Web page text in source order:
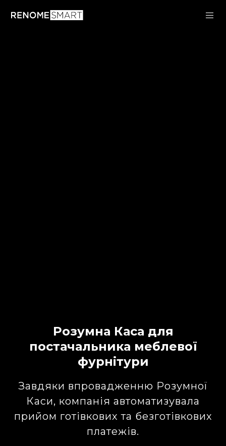
Розумна Каса для
постачальника меблевої
фурнітури
Завдяки впровадженню Розумної
Каси, компанія автоматизувала
прийом готівкових та безготівкових
платежів.